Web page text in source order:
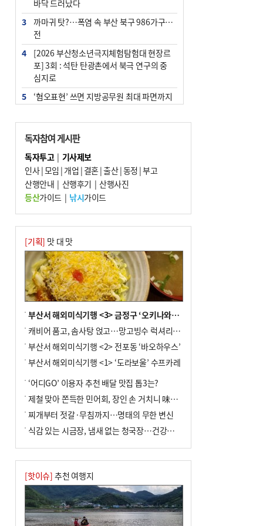
바닥 드러났다
3
까마귀 탓?…폭염 속 부산 북구 986가구 정
전
4
[2026 부산청소년극지체험탐험대 현장르
포] 3회 : 석탄 탄광촌에서 북극 연구의 중
심지로
5
‘혐오표현’ 쓰면 지방공무원 최대 파면까지
담 메모 제출
7
부산·울산·경남 폭염 속 소나기·비…무더
위는 지속
8
[속보] 부산·김해·울주 ‘경계 단계’…전국
48개 시군 가뭄
10 부동산 세제 의견 수천건 쇄도…정부 '비거
주 요건' 등 고심
독자참여 게시판
독자투고| 기사제보
인사|모임 | 개업 | 결혼|출산|동정 |부고
산행안내 | 산행후기 | 산행사진
등산가이드| 낚시가이드
[기획] 맛 대 맛
부산서 해외미식기행 <3> 금정구 ‘오키나와키친’
캐비어 품고, 솜사탕 얹고…망고빙수 럭셔리한 진화
부산서 해외미식기행 <2> 전포동 ‘바오하우스’
부산서 해외미식기행 <1> ‘도라보울’ 수프카레
‘어디GO’ 이용자 추천 배달 맛집 톱3는?
제철 맞아 쫀득한 민어회, 장인 손 거치니 味친 한상
찌개부터 젓갈·무침까지…명태의 무한 변신
식감 있는 시금장, 냄새 없는 청국장…건강한 발효 밥상
[핫이슈] 추천 여행지